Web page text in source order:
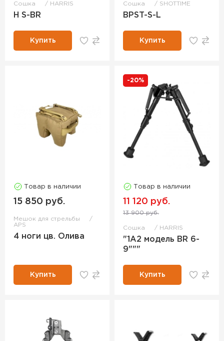
Сошка HARRIS
H S-BR
Купить
Сошка SHOTTIME
BPST-S-L
Купить
Товар в наличии
15 850 руб.
Мешок для стрельбы
APS
4 ноги цв. Олива
Купить
-20%
Товар в наличии
11 120 руб.
13 900 руб.
Сошка HARRIS
"1А2 модель BR 6-
9"""
Купить